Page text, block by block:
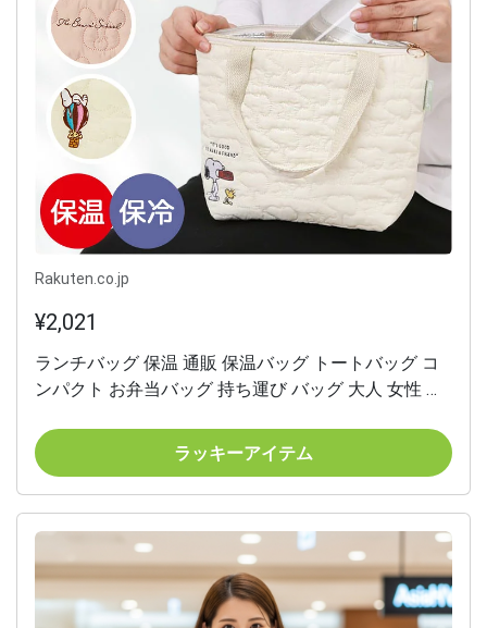
Rakuten.co.jp
¥2,021
ランチバッグ 保温 通販 保温バッグ トートバッグ コ
ンパクト お弁当バッグ 持ち運び バッグ 大人 女性 通
ルト生地 かわいい オシャレ ランチグッズ スケーター
skater ギフト 贈り物
ラッキーアイテム